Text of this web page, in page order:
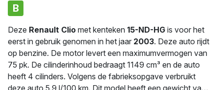
B
Deze Renault Clio met kenteken 15-ND-HG is voor het
eerst in gebruik genomen in het jaar 2003. Deze auto rijdt
op benzine. De motor levert een maximumvermogen van
75 pk. De cilinderinhoud bedraagt 1149 cm³ en de auto
heeft 4 cilinders. Volgens de fabrieksopgave verbruikt
deze auto 5.9 l/100 km. Dit model heeft een gewicht van